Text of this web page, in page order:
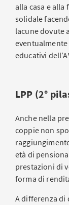
alla casa e
solidale
lacune dovute
educativi
LPP (2°
Anche nella
coppie non
età di
prestazioni di
forma di
A differenza di